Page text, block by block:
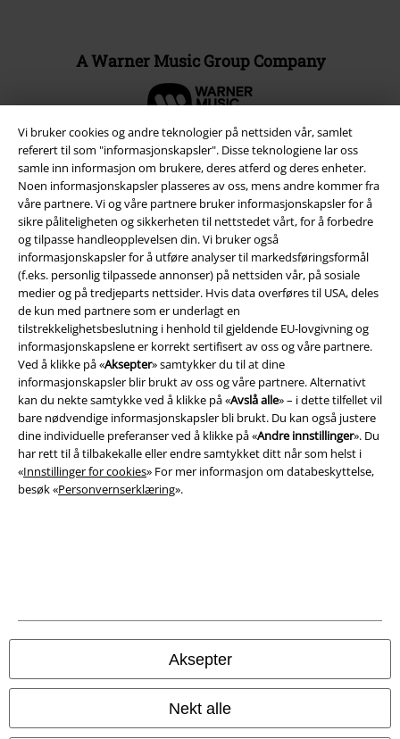
Vi bruker cookies og andre teknologier på nettsiden vår, samlet
referert til som "informasjonskapsler". Disse teknologiene lar oss
samle inn informasjon om brukere, deres atferd og deres enheter.
Noen informasjonskapsler plasseres av oss, mens andre kommer fra
våre partnere. Vi og våre partnere bruker informasjonskapsler for å
sikre påliteligheten og sikkerheten til nettstedet vårt, for å forbedre
og tilpasse handleopplevelsen din. Vi bruker også
informasjonskapsler for å utføre analyser til markedsføringsformål
(f.eks. personlig tilpassede annonser) på nettsiden vår, på sosiale
medier og på tredjeparts nettsider. Hvis data overføres til USA, deles
de kun med partnere som er underlagt en
tilstrekkelighetsbeslutning i henhold til gjeldende EU-lovgivning og
informasjonskapslene er korrekt sertifisert av oss og våre partnere.
Ved å klikke på «Aksepter» samtykker du til at dine
informasjonskapsler blir brukt av oss og våre partnere. Alternativt
kan du nekte samtykke ved å klikke på «Avslå alle» – i dette tilfellet vil
bare nødvendige informasjonskapsler bli brukt. Du kan også justere
dine individuelle preferanser ved å klikke på «Andre innstillinger». Du
har rett til å tilbakekalle eller endre samtykket ditt når som helst i
«Innstillinger for cookies» For mer informasjon om databeskyttelse,
besøk «Personvernserklæring».
Aksepter
Nekt alle
A Warner Music Group Company
Juridisk informasjon/Vilkår
Vilkår
Impressum
Konfidensialitetserklæring
Avfallshåndtering og miljøbeskyttelse
© 1986-2026 E.M.P. Merchandising HGmbH